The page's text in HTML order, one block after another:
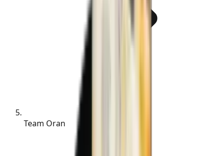
Team Oran